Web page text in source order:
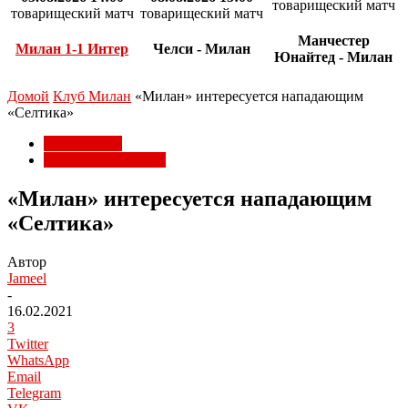
товарищеский матч
Милан 1-1 Интер
товарищеский матч
Челси - Милан
товарищеский матч
Манчестер
Юнайтед - Милан
Домой Клуб Милан «Милан» интересуется нападающим
«Селтика»
«Милан» интересуется нападающим
«Селтика»
Автор
Jameel
-
16.02.2021
3
Twitter
WhatsApp
Email
Telegram